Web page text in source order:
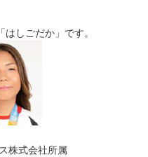
しごだか」です。
株式会社所属